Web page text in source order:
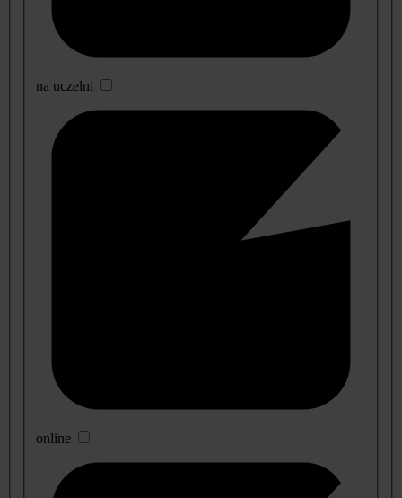
na uczelni
online